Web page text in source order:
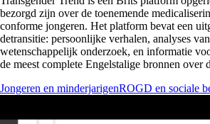
bezorgd zijn over de toenemende
conforme jongeren. Het platform bevat een
detransitie: persoonlijke verhalen, analyses
wetenschappelijk onderzoek, en informatie
de meest complete Engelstalige bronnen over
Jongeren en minderjarigenROGD en sociale